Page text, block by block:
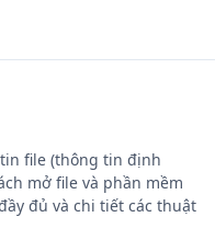
file (thông tin định
mở file và phần mềm
đủ và chi tiết các thuật